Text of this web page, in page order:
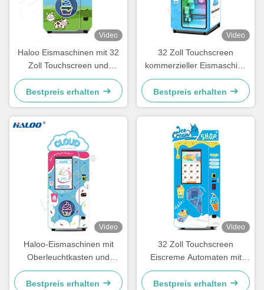
Video
Haloo Eismaschinen mit 32
Zoll Touchscreen und
Vorkühlung und
Frischhaltefunktion
Bestpreis erhalten
Video
32 Zoll Touchscreen
kommerzieller Eismaschine
mit schneller Ausgabe
Bestpreis erhalten
Video
Haloo-Eismaschinen mit
Oberleuchtkasten und
Wurmgetrieberreduktor,
Embraco 1.5P-Kompressor
Bestpreis erhalten
Video
32 Zoll Touchscreen
Eiscreme Automaten mit
Wurm Getriebe Reduktor
und Anti-Pinch Pickup Port
Bestpreis erhalten